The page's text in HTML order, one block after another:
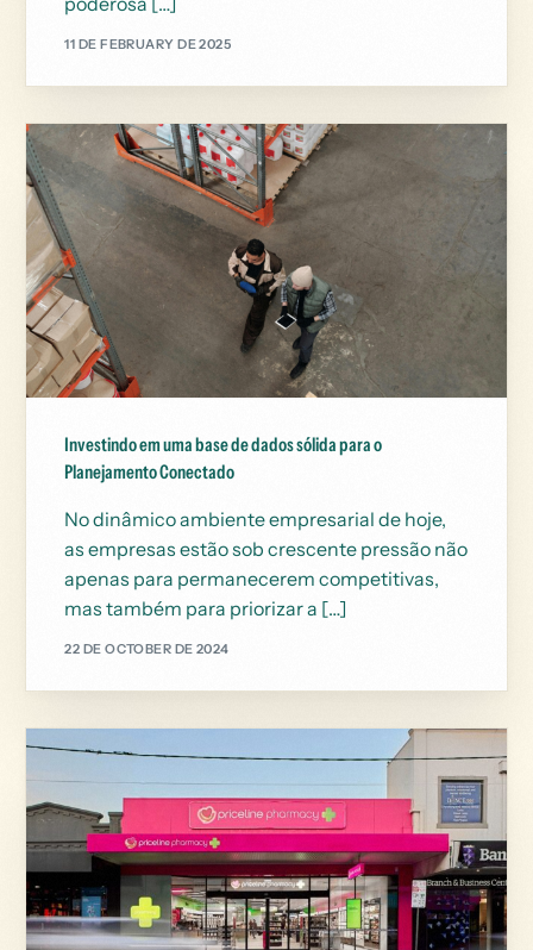
11 DE FEBRUARY DE 2025
Investindo em uma base de dados sólida para o
Planejamento Conectado
No dinâmico ambiente empresarial de hoje,
as empresas estão sob crescente pressão não
apenas para permanecerem competitivas,
mas também para priorizar a […]
22 DE OCTOBER DE 2024